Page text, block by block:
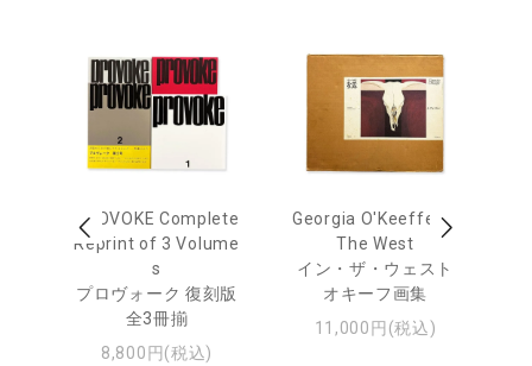
PROVOKE Complete
Reprint of 3 Volume
s
プロヴォーク 復刻版
全3冊揃
8,800円(税込)
Georgia O'Keeffe: In
The West
イン・ザ・ウェスト
オキーフ画集
11,000円(税込)